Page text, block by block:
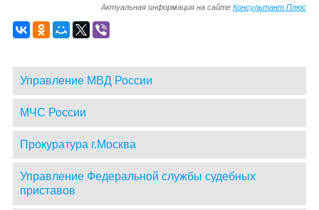
Актуальная информация на сайтеКонсультант Плюс
Управление МВД России
МЧС России
Прокуратура г.Москва
Управление Федеральной службы судебных
приставов